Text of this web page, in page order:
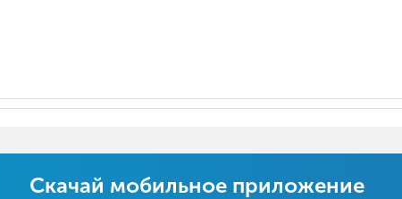
Скачай мобильное приложение